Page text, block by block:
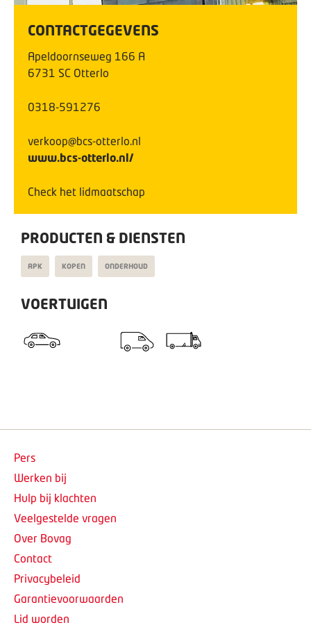
CONTACTGEGEVENS
Apeldoornseweg 166 A
6731 SC Otterlo
0318-591276
verkoop@bcs-otterlo.nl
www.bcs-otterlo.nl/
Check het lidmaatschap
PRODUCTEN & DIENSTEN
APK KOPEN ONDERHOUD
VOERTUIGEN
Pers
Werken bij
Hulp bij klachten
Veelgestelde vragen
Over Bovag
Contact
Privacybeleid
Garantievoorwaarden
Lid worden